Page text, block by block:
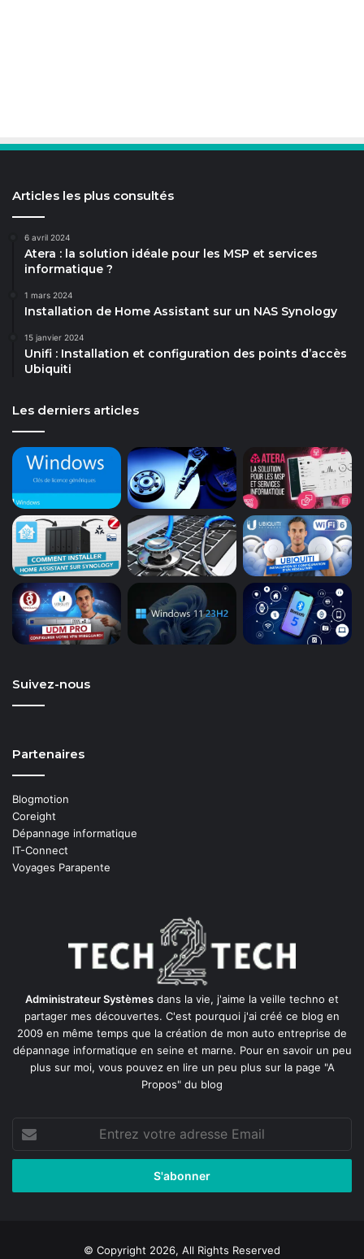
Articles les plus consultés
6 avril 2024
Atera : la solution idéale pour les MSP et services
informatique ?
1 mars 2024
Installation de Home Assistant sur un NAS Synology
15 janvier 2024
Unifi : Installation et configuration des points d’accès
Ubiquiti
Les derniers articles
Suivez-nous
Partenaires
Blogmotion
Coreight
Dépannage informatique
IT-Connect
Voyages Parapente
Administrateur Systèmes dans la vie, j'aime la veille techno et
partager mes découvertes. C'est pourquoi j'ai créé ce blog en
2009 en même temps que la création de mon auto entreprise de
dépannage informatique en seine et marne. Pour en savoir un peu
plus sur moi, vous pouvez en lire un peu plus sur la page "A
Propos" du blog
votre
adresse
© Copyright 2026, All Rights Reserved